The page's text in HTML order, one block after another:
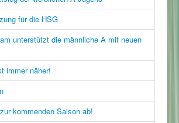
für die HSG
unterstützt die männliche A mit neuen
immer näher!
kommenden Saison ab!